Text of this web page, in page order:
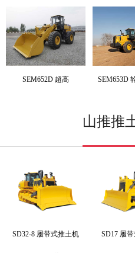
SEM652D 超高 SEM653D
山推推
SD32-8 履带式推土机 SD17 履